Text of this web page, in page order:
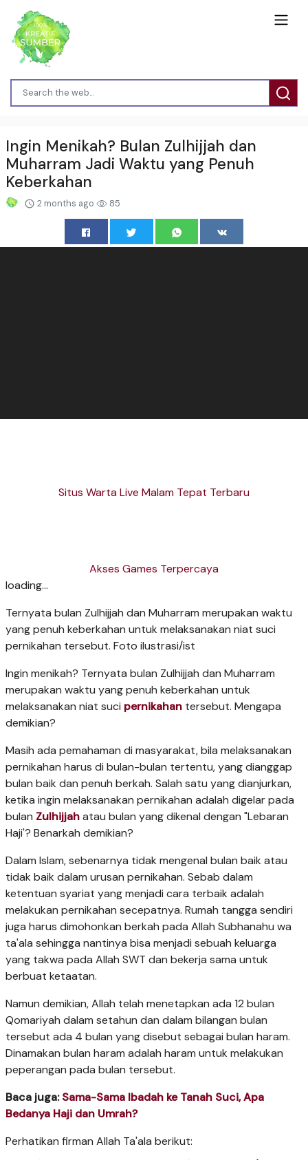
Ingin Menikah? Bulan Zulhijjah dan
Muharram Jadi Waktu yang Penuh
Keberkahan
2 months ago 85
Situs Warta Live Malam Tepat Terbaru
Akses Games Terpercaya
loading...
Ternyata bulan Zulhijjah dan Muharram merupakan waktu
yang penuh keberkahan untuk melaksanakan niat suci
pernikahan tersebut. Foto ilustrasi/ist
Ingin menikah? Ternyata bulan Zulhijjah dan Muharram
merupakan waktu yang penuh keberkahan untuk
melaksanakan niat suci pernikahan tersebut. Mengapa
demikian?
Masih ada pemahaman di masyarakat, bila melaksanakan
pernikahan harus di bulan-bulan tertentu, yang dianggap
bulan baik dan penuh berkah. Salah satu yang dianjurkan,
ketika ingin melaksanakan pernikahan adalah digelar pada
bulan Zulhijjahatau bulan yang dikenal dengan "Lebaran
Haji'? Benarkah demikian?
Dalam Islam, sebenarnya tidak mengenal bulan baik atau
tidak baik dalam urusan pernikahan. Sebab dalam
ketentuan syariat yang menjadi cara terbaik adalah
melakukan pernikahan secepatnya. Rumah tangga sendiri
juga harus dimohonkan berkah pada Allah Subhanahu wa
ta'ala sehingga nantinya bisa menjadi sebuah keluarga
yang takwa pada Allah SWT dan bekerja sama untuk
berbuat ketaatan.
Namun demikian, Allah telah menetapkan ada 12 bulan
Qomariyah dalam setahun dan dalam bilangan bulan
tersebut ada 4 bulan yang disebut sebagai bulan haram.
Dinamakan bulan haram adalah haram untuk melakukan
peperangan pada bulan tersebut.
Baca juga:Sama-Sama Ibadah ke Tanah Suci, Apa
Bedanya Haji dan Umrah?
Perhatikan firman Allah Ta'ala berikut: